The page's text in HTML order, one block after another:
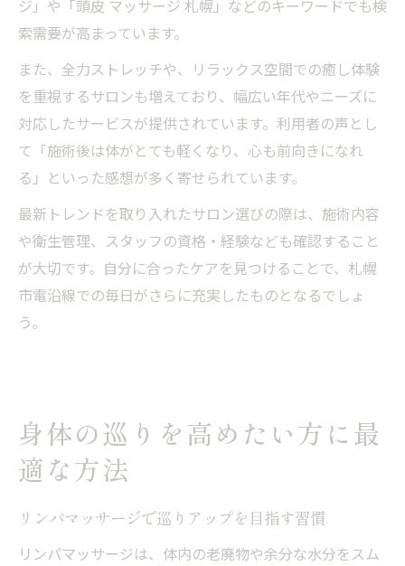
ジ」や「頭皮 マッサージ 札幌」などのキーワードでも検
索需要が高まっています。
また、全力ストレッチや、リラックス空間での癒し体験
を重視するサロンも増えており、幅広い年代やニーズに
対応したサービスが提供されています。利用者の声とし
て「施術後は体がとても軽くなり、心も前向きになれ
る」といった感想が多く寄せられています。
最新トレンドを取り入れたサロン選びの際は、施術内容
や衛生管理、スタッフの資格・経験なども確認すること
が大切です。自分に合ったケアを見つけることで、札幌
市電沿線での毎日がさらに充実したものとなるでしょ
う。
身体の巡りを高めたい方に最
適な方法
リンパマッサージで巡りアップを目指す習慣
リンパマッサージは、体内の老廃物や余分な水分をスム